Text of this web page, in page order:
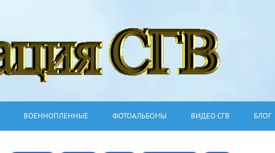
ВОЕННОПЛЕННЫЕ ФОТОАЛЬБОМЫ ВИДЕО СГВ БЛОГ